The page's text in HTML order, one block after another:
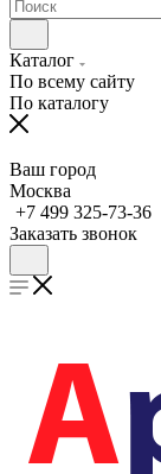
Каталог
По всему сайту
По каталогу
Ваш город
Москва
+7 499 325-73-36
Заказать звонок